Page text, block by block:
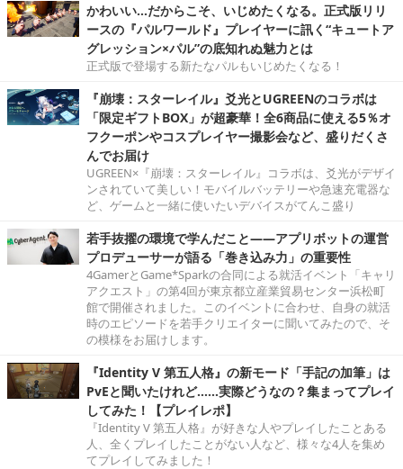
かわいい…だからこそ、いじめたくなる。正式版リリ
ースの『パルワールド』プレイヤーに訊く“キュートア
グレッション×パル”の底知れぬ魅力とは
正式版で登場する新たなパルもいじめたくなる！
『崩壊：スターレイル』爻光とUGREENのコラボは
「限定ギフトBOX」が超豪華！全6商品に使える5％オ
フクーポンやコスプレイヤー撮影会など、盛りだくさ
んでお届け
UGREEN×『崩壊：スターレイル』コラボは、爻光がデザイ
ンされていて美しい！モバイルバッテリーや急速充電器な
ど、ゲームと一緒に使いたいデバイスがてんこ盛り
若手抜擢の環境で学んだこと――アプリボットの運営
プロデューサーが語る「巻き込み力」の重要性
4GamerとGame*Sparkの合同による就活イベント「キャリ
アクエスト」の第4回が東京都立産業貿易センター浜松町
館で開催されました。このイベントに合わせ、自身の就活
時のエピソードを若手クリエイターに聞いてみたので、そ
の模様をお届けします。
『Identity V 第五人格』の新モード「手記の加筆」は
PvEと聞いたけれど……実際どうなの？集まってプレイ
してみた！【プレイレポ】
『Identity V 第五人格』が好きな人やプレイしたことある
人、全くプレイしたことがない人など、様々な4人を集め
てプレイしてみました！